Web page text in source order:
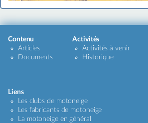
Contenu
Articles
Documents
Activités
Activités à venir
Historique
Liens
Les clubs de motoneige
Les fabricants de motoneige
La motoneige en général